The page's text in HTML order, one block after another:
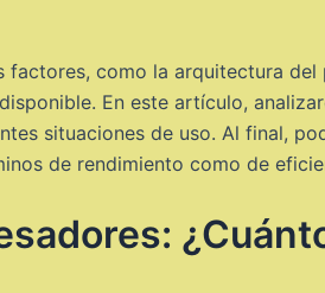
como la arquitectura del
En este artículo,
situaciones de uso. Al final,
de rendimiento como de